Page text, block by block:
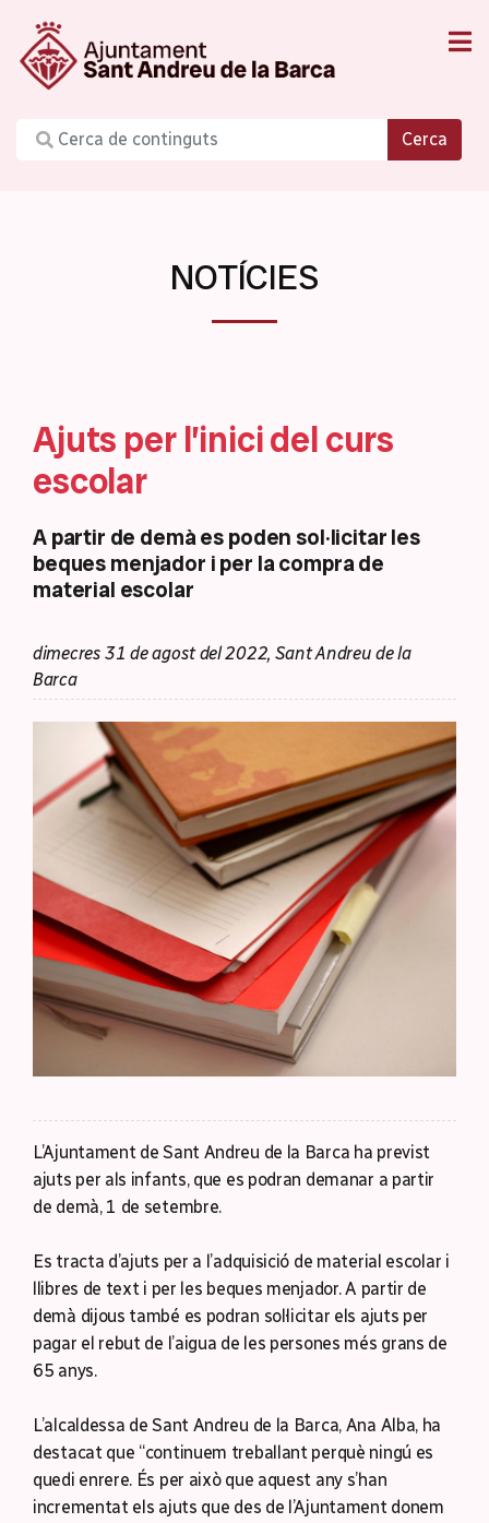
Cerca
NOTÍCIES
Ajuts per l’inici del curs
escolar
A partir de demà es poden sol·licitar les
beques menjador i per la compra de
material escolar
dimecres 31 de agost del 2022, Sant Andreu de la
Barca
L’Ajuntament de Sant Andreu de la Barca ha previst
ajuts per als infants, que es podran demanar a partir
de demà, 1 de setembre.
Es tracta d’ajuts per a l’adquisició de material escolar i
llibres de text i per les beques menjador. A partir de
demà dijous també es podran sol·licitar els ajuts per
pagar el rebut de l’aigua de les persones més grans de
65 anys.
L’alcaldessa de Sant Andreu de la Barca, Ana Alba, ha
destacat que “continuem treballant perquè ningú es
quedi enrere. És per això que aquest any s’han
incrementat els ajuts que des de l’Ajuntament donem